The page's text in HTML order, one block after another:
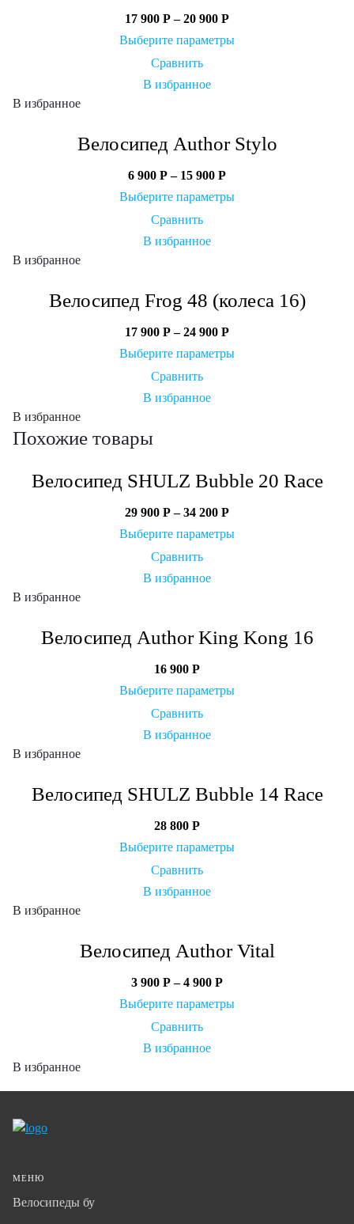
17 900 Р–20 900 Р
Выберите параметры
Сравнить
В избранное
В избранное
Велосипед Author Stylo
6 900 Р– 15 900 Р
Выберите параметры
Сравнить
В избранное
В избранное
Велосипед Frog 48 (колеса 16)
17 900 Р–24 900 Р
Выберите параметры
Сравнить
В избранное
В избранное
Похожие товары
Велосипед SHULZ Bubble 20 Race
29 900 Р–34 200 Р
Выберите параметры
Сравнить
В избранное
В избранное
Велосипед Author King Kong 16
16 900 Р
Выберите параметры
Сравнить
В избранное
В избранное
Велосипед SHULZ Bubble 14 Race
28 800 Р
Выберите параметры
Сравнить
В избранное
В избранное
Велосипед Author Vital
3 900 Р–4 900 Р
Выберите параметры
Сравнить
В избранное
В избранное
МЕНЮ
Велосипеды бу